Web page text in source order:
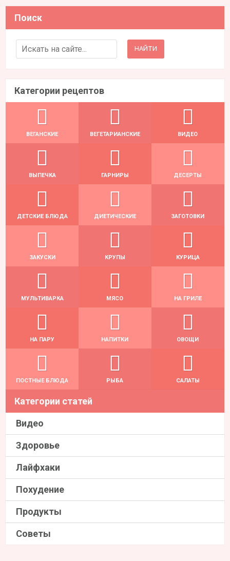
Поиск
Search for:
Категории рецептов
ВЕГАНСКИЕ ВЕГЕТАРИАНСКИЕ ВИДЕО
ВЫПЕЧКА ГАРНИРЫ ДЕСЕРТЫ
ДЕТСКИЕ БЛЮДА ДИЕТИЧЕСКИЕ ЗАГОТОВКИ
ЗАКУСКИ КРУПЫ КУРИЦА
МУЛЬТИВАРКА МЯСО НА ГРИЛЕ
НА ПАРУ НАПИТКИ ОВОЩИ
ПОСТНЫЕ БЛЮДА РЫБА САЛАТЫ
Категории статей
Видео
Здоровье
Лайфхаки
Похудение
Продукты
Советы